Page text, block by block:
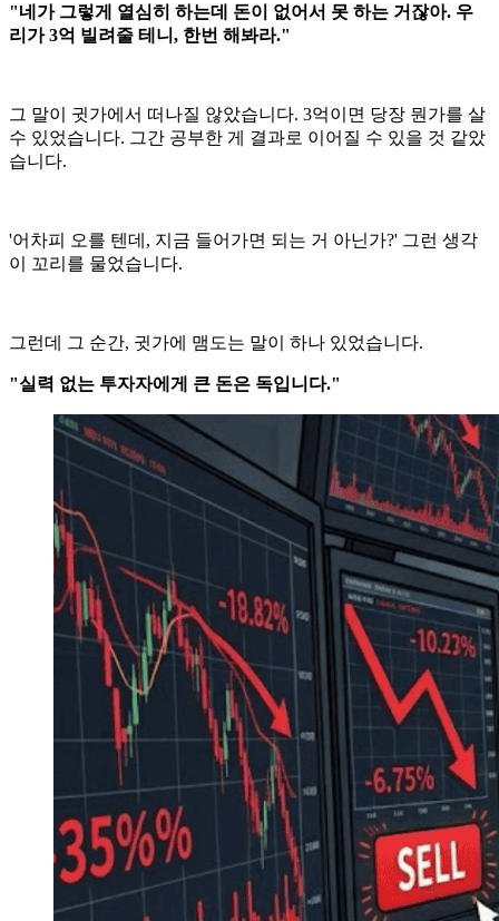
"네가 그렇게 열심히 하는데 돈이 없어서 못 하는 거잖아. 우
리가 3억 빌려줄 테니, 한번 해봐라."
그 말이 귓가에서 떠나질 않았습니다. 3억이면 당장 뭔가를 살
수 있었습니다. 그간 공부한 게 결과로 이어질 수 있을 것 같았
습니다.
'어차피 오를 텐데, 지금 들어가면 되는 거 아닌가?' 그런 생각
이 꼬리를 물었습니다.
그런데 그 순간, 귓가에 맴도는 말이 하나 있었습니다.
"실력 없는 투자자에게 큰 돈은 독입니다."